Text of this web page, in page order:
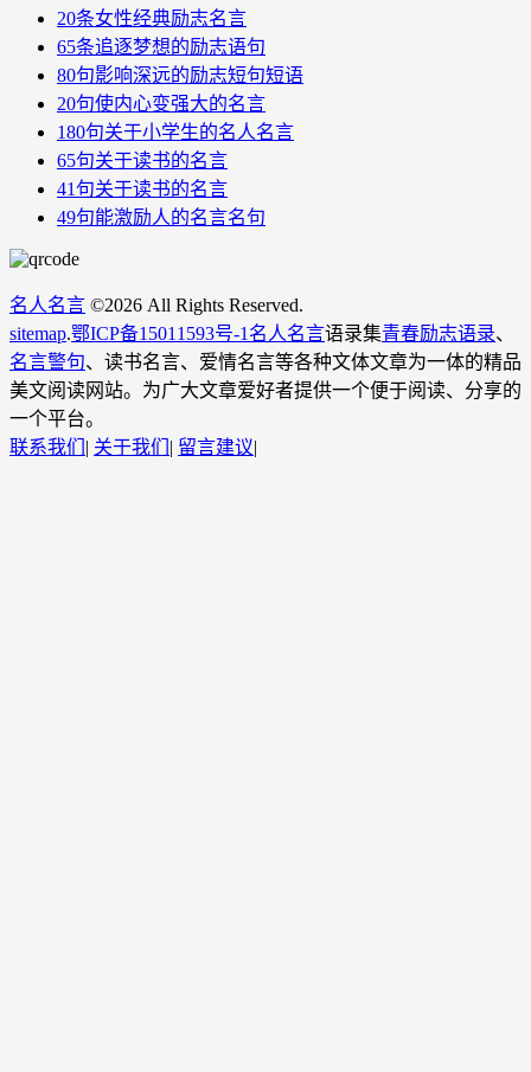
20条女性经典励志名言
65条追逐梦想的励志语句
80句影响深远的励志短句短语
20句使内心变强大的名言
180句关于小学生的名人名言
65句关于读书的名言
41句关于读书的名言
49句能激励人的名言名句
名人名言 ©2026 All Rights Reserved.
sitemap.鄂ICP备15011593号-1 名人名言语录集青春励志语录、
名言警句、读书名言、爱情名言等各种文体文章为一体的精品
美文阅读网站。为广大文章爱好者提供一个便于阅读、分享的
一个平台。
联系我们 | 关于我们 | 留言建议|